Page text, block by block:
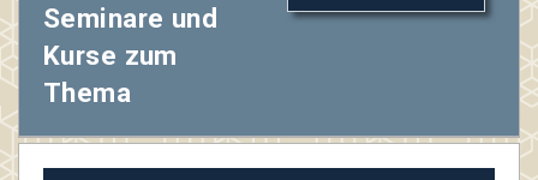
Seminare und
Kurse zum
Thema